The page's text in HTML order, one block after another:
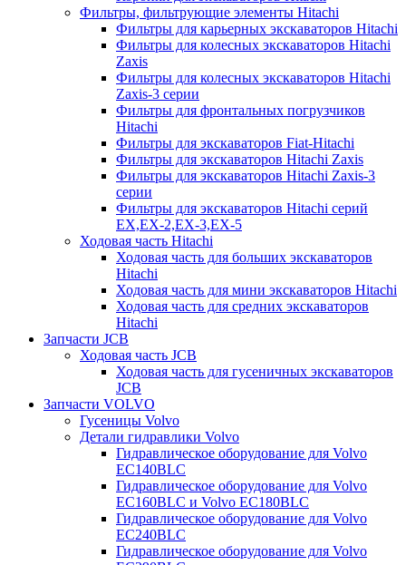
Фильтры, фильтрующие элементы Hitachi
Фильтры для карьерных экскаваторов Hitachi
Фильтры для колесных экскаваторов Hitachi
Zaxis
Фильтры для колесных экскаваторов Hitachi
Zaxis-3 серии
Фильтры для фронтальных погрузчиков
Hitachi
Фильтры для экскаваторов Fiat-Hitachi
Фильтры для экскаваторов Hitachi Zaxis
Фильтры для экскаваторов Hitachi Zaxis-3
серии
Фильтры для экскаваторов Hitachi серий
EX,EX-2,EX-3,EX-5
Ходовая часть Hitachi
Ходовая часть для больших экскаваторов
Hitachi
Ходовая часть для мини экскаваторов Hitachi
Ходовая часть для средних экскаваторов
Hitachi
Запчасти JCB
Ходовая часть JCB
Ходовая часть для гусеничных экскаваторов
JCB
Запчасти VOLVO
Гусеницы Volvo
Детали гидравлики Volvo
Гидравлическое оборудование для Volvo
EC140BLC
Гидравлическое оборудование для Volvo
EC160BLC и Volvo EC180BLC
Гидравлическое оборудование для Volvo
EC240BLC
Гидравлическое оборудование для Volvo